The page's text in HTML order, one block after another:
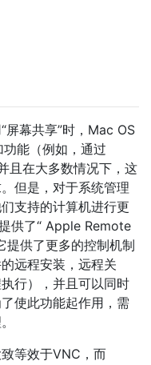
屏幕共享”时，Mac OS
能（例如，通过
且在大多数情况下，这
但是，对于系统管理
支持的计算机进行更
供了“ Apple Remote
提供了更多的控制机制
远程安装，远程关
行），并且可以同时
使此功能起作用，需
等效于VNC，而